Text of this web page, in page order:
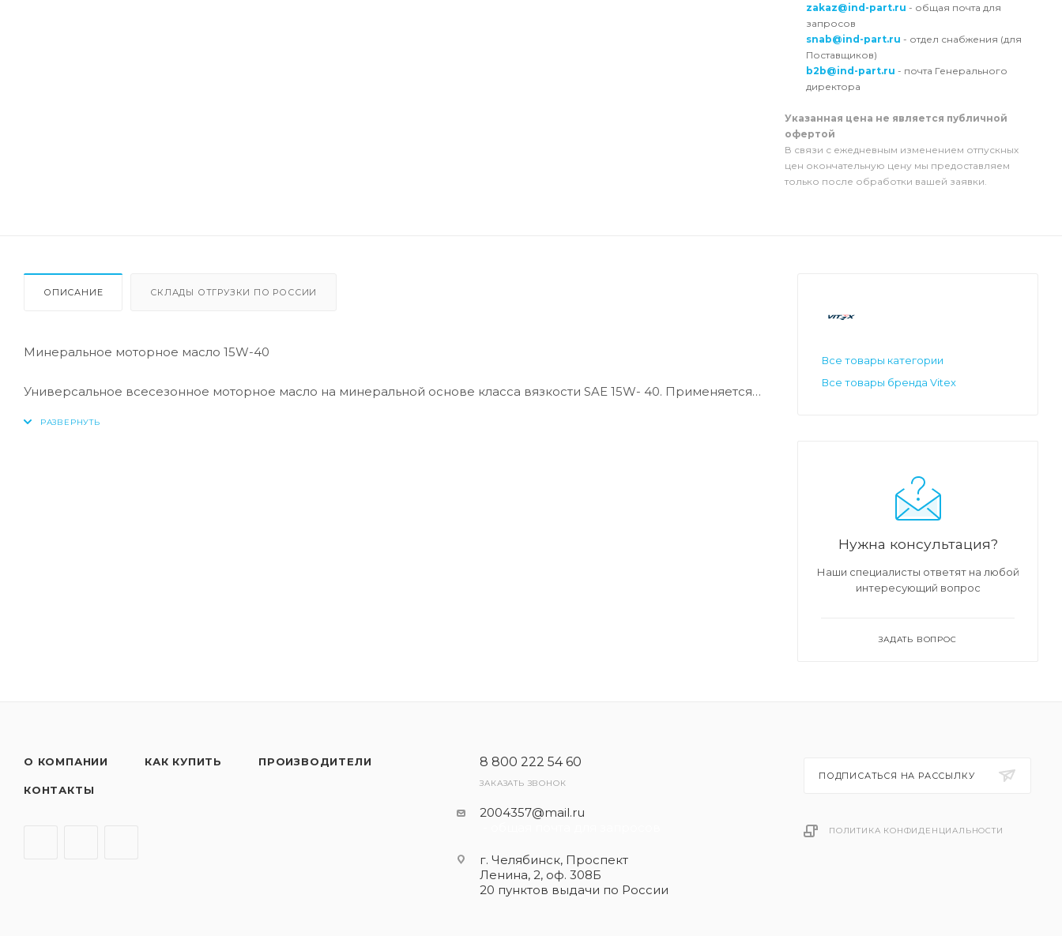
zakaz@ind-part.ru - общая почта для
запросов
snab@ind-part.ru - отдел снабжения (для
Поставщиков)
b2b@ind-part.ru - почта Генерального
директора
Указанная цена не является публичной
офертой
В связи с ежедневным изменением отпускных
цен окончательную цену мы предоставляем
только после обработки вашей заявки.
ОПИСАНИЕ СКЛАДЫ ОТГРУЗКИ ПО РОССИИ
Минеральное моторное масло 15W-40
Универсальное всесезонное моторное масло на минеральной основе класса вязкости SAE 15W- 40. Применяется
Все товары категории
Все товары бренда Vitex
Нужна консультация?
Наши специалисты ответят на любой
интересующий вопрос
ЗАДАТЬ ВОПРОС
О КОМПАНИИ КАК КУПИТЬ ПРОИЗВОДИТЕЛИ
КОНТАКТЫ
8 800 222 54 60
ЗАКАЗАТЬ ЗВОНОК
2004357@mail.ru
г. Челябинск, Проспект
Ленина, 2, оф. 308Б
20 пунктов выдачи по России
ПОДПИСАТЬСЯ НА РАССЫЛКУ
ПОЛИТИКА КОНФИДЕНЦИАЛЬНОСТИ